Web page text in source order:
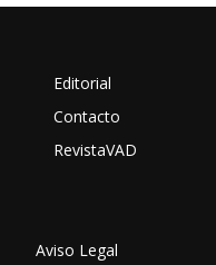
Editorial
Contacto
RevistaVAD
Aviso Legal